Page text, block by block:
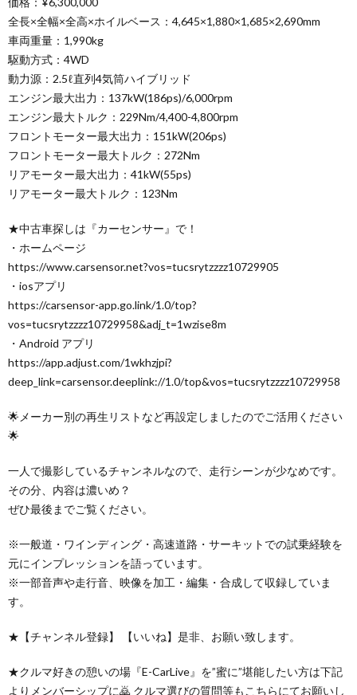
全長×全幅×全高×ホイルベース：4,645×1,880×1,685×2,690mm
車両重量：1,990kg
駆動方式：4WD
動力源：2.5ℓ直列4気筒ハイブリッド
エンジン最大出力：137kW(186ps)/6,000rpm
エンジン最大トルク：229Nm/4,400-4,800rpm
フロントモーター最大出力：151kW(206ps)
フロントモーター最大トルク：272Nm
リアモーター最大出力：41kW(55ps)
リアモーター最大トルク：123Nm
★中古車探しは『カーセンサー』で！
・ホームページ
https://www.carsensor.net?vos=tucsrytzzzz10729905
・iosアプリ
https://carsensor-app.go.link/1.0/top?
vos=tucsrytzzzz10729958&adj_t=1wzise8m
・Android アプリ
https://app.adjust.com/1wkhzjpi?
deep_link=carsensor.deeplink://1.0/top&vos=tucsrytzzzz10729958
🌟メーカー別の再生リストなど再設定しましたのでご活用ください
🌟
一人で撮影しているチャンネルなので、走行シーンが少なめです。
その分、内容は濃いめ？
ぜひ最後までご覧ください。
※一般道・ワインディング・高速道路・サーキットでの試乗経験を
元にインプレッションを語っています。
※一部音声や走行音、映像を加工・編集・合成して収録していま
す。
★【チャンネル登録】 【いいね】是非、お願い致します。
★クルマ好きの憩いの場『E-CarLive』を”蜜に”堪能したい方は下記
よりメンバーシップに🙇 クルマ選びの質問等もこちらにてお願いし